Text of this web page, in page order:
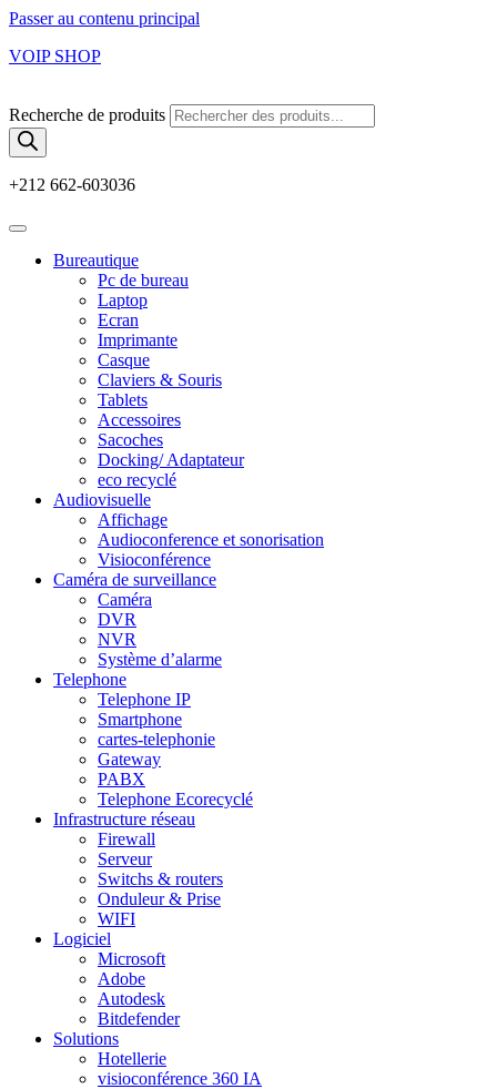
Passer au contenu principal
VOIP SHOP
Recherche de produits
+212 662-603036
Bureautique
Pc de bureau
Laptop
Ecran
Imprimante
Casque
Claviers & Souris
Tablets
Accessoires
Sacoches
Docking/ Adaptateur
eco recyclé
Audiovisuelle
Affichage
Audioconference et sonorisation
Visioconférence
Caméra de surveillance
Caméra
DVR
NVR
Système d’alarme
Telephone
Telephone IP
Smartphone
cartes-telephonie
Gateway
PABX
Telephone Ecorecyclé
Infrastructure réseau
Firewall
Serveur
Switchs & routers
Onduleur & Prise
WIFI
Logiciel
Microsoft
Adobe
Autodesk
Bitdefender
Solutions
Hotellerie
visioconférence 360 IA